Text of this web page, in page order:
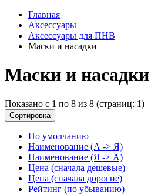
Главная
Аксессуары
Аксессуары для ПНВ
Маски и насадки
Маски и насадки
Показано с 1 по 8 из 8 (страниц: 1)
Сортировка
По умолчанию
Наименование (А -> Я)
Наименование (Я -> А)
Цена (сначала дешевые)
Цена (сначала дорогие)
Рейтинг (по убыванию)